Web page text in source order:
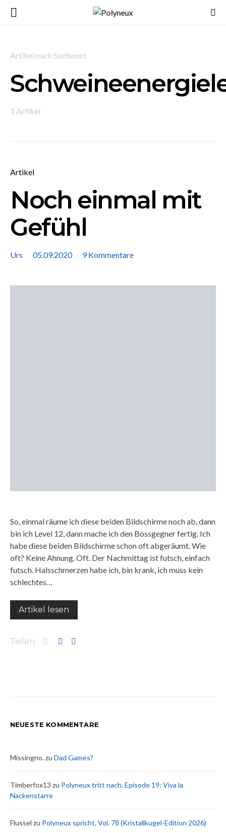
Artikel nach Suchwort
1 Artikel
Artikel
Noch einmal mit
Gefühl
Urs 05.09.2020 9 Kommentare
So, einmal räume ich diese beiden Bildschirme noch ab, dann
bin ich Level 12, dann mache ich den Bossgegner fertig. Ich
habe diese beiden Bildschirme schon oft abgeräumt. Wie
oft? Keine Ahnung. Oft. Der Nachmittag ist futsch, einfach
futsch. Halsschmerzen habe ich, bin krank, ich muss kein
schlechtes…
Artikel lesen
Teilen
NEUESTE KOMMENTARE
Missingno.zu Dad Games?
Timberfox13 zu Polyneux tritt nach. Episode 19: Viva la
Nackenstarre
Flussel zu Polyneux spricht, Vol. 78 (Kristallkugel-Edition 2026)